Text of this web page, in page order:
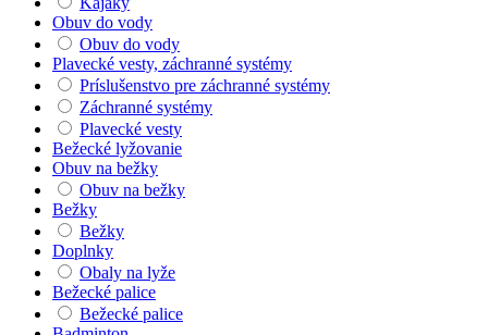
Obuv do vody
Obuv do vody
Plavecké vesty, záchranné systémy
Príslušenstvo pre záchranné systémy
Záchranné systémy
Plavecké vesty
Bežecké lyžovanie
Obuv na bežky
Obuv na bežky
Bežky
Bežky
Doplnky
Obaly na lyže
Bežecké palice
Bežecké palice